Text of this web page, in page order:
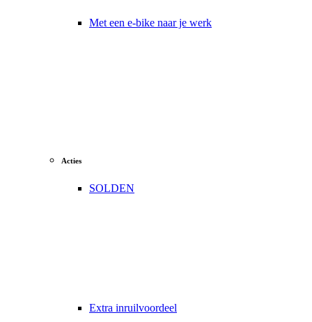
Met een e-bike naar je werk
Acties
SOLDEN
Extra inruilvoordeel